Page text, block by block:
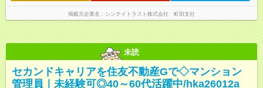
掲載元企業名 シンテイトラスト株式会社 町田支社
未読
セカンドキャリアを住友不動産Gで◇マンション
管理員｜未経験可◎40～60代活躍中/hka26012a